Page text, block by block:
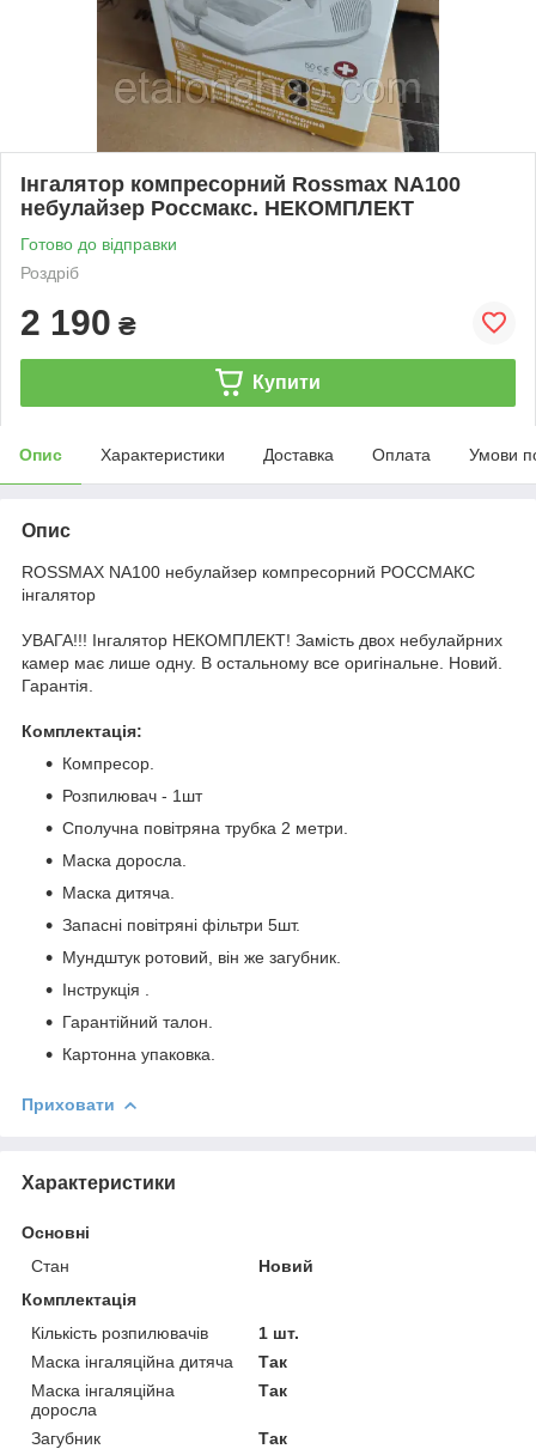
Інгалятор компресорний Rossmax NA100
небулайзер Россмакс. НЕКОМПЛЕКТ
Готово до відправки
Роздріб
2 190 ₴
Купити
Опис Характеристики Доставка Оплата Умови
Опис
ROSSMAX NA100 небулайзер компресорний РОССМАКС
інгалятор
УВАГА!!! Інгалятор НЕКОМПЛЕКТ! Замість двох небулайрних
камер має лише одну. В остальному все оригінальне. Новий.
Гарантія.
Комплектація:
Компресор.
Розпилювач - 1шт
Сполучна повітряна трубка 2 метри.
Маска доросла.
Маска дитяча.
Запасні повітряні фільтри 5шт.
Мундштук ротовий, він же загубник.
Інструкція .
Гарантійний талон.
Картонна упаковка.
Приховати
Характеристики
Основні
Стан
Новий
Комплектація
Кількість розпилювачів
1 шт.
Маска інгаляційна дитяча
Так
Маска інгаляційна
доросла
Так
Загубник
Так